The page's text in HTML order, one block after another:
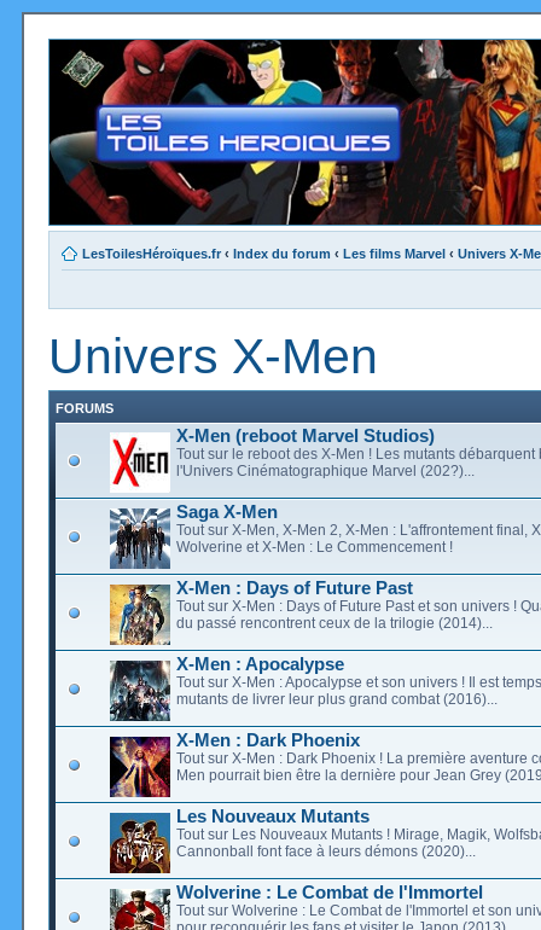
LesToilesHéroïques.fr ‹ Index du forum ‹ Les films Marvel ‹ Univers X-
Univers X-Men
FORUMS
X-Men (reboot Marvel Studios)
Tout sur le reboot des X-Men ! Les mutants débarquent
l'Univers Cinématographique Marvel (202?)...
Saga X-Men
Tout sur X-Men, X-Men 2, X-Men : L'affrontement final,
Wolverine et X-Men : Le Commencement !
X-Men : Days of Future Past
Tout sur X-Men : Days of Future Past et son univers !
du passé rencontrent ceux de la trilogie (2014)...
X-Men : Apocalypse
Tout sur X-Men : Apocalypse et son univers ! Il est
mutants de livrer leur plus grand combat (2016)...
X-Men : Dark Phoenix
Tout sur X-Men : Dark Phoenix ! La première aventure
Men pourrait bien être la dernière pour Jean Grey
Les Nouveaux Mutants
Tout sur Les Nouveaux Mutants ! Mirage, Magik,
Cannonball font face à leurs démons (2020)...
Wolverine : Le Combat de l'Immortel
Tout sur Wolverine : Le Combat de l'Immortel et son